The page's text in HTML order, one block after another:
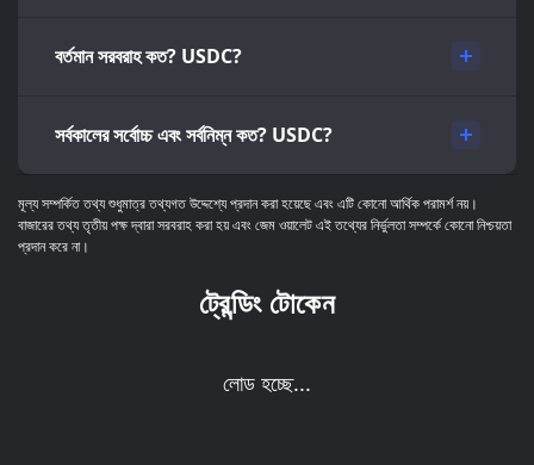
বর্তমান সরবরাহ কত? USDC?
সর্বকালের সর্বোচ্চ এবং সর্বনিম্ন কত? USDC?
মূল্য সম্পর্কিত তথ্য শুধুমাত্র তথ্যগত উদ্দেশ্যে প্রদান করা হয়েছে এবং এটি কোনো আর্থিক পরামর্শ নয়।
বাজারের তথ্য তৃতীয় পক্ষ দ্বারা সরবরাহ করা হয় এবং জেম ওয়ালেট এই তথ্যের নির্ভুলতা সম্পর্কে কোনো নিশ্চয়তা
প্রদান করে না।
ট্রেন্ডিং টোকেন
লোড হচ্ছে...